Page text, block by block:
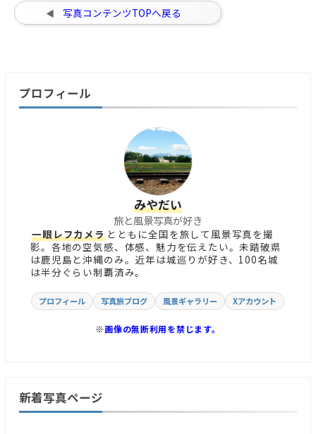
写真コンテンツTOPへ戻る
プロフィール
みやだい
旅と風景写真が好き
一眼レフカメラ とともに全国を旅して風景写真を撮
影。各地の空気感、体感、魅力を伝えたい。未踏破県
は鹿児島と沖縄のみ。近年は城巡りが好き、100名城
は半分ぐらい制覇済み。
プロフィール 写真旅ブログ 風景ギャラリー Xアカウント
※画像の無断利用を禁じます。
新着写真ページ